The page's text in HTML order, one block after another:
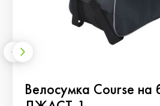
Велосумка Course на